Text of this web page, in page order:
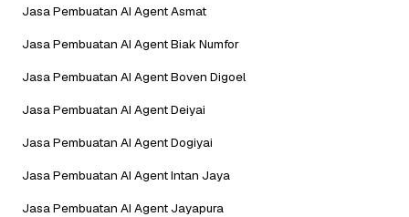
Jasa Pembuatan AI Agent Asmat
Jasa Pembuatan AI Agent Biak Numfor
Jasa Pembuatan AI Agent Boven Digoel
Jasa Pembuatan AI Agent Deiyai
Jasa Pembuatan AI Agent Dogiyai
Jasa Pembuatan AI Agent Intan Jaya
Jasa Pembuatan AI Agent Jayapura